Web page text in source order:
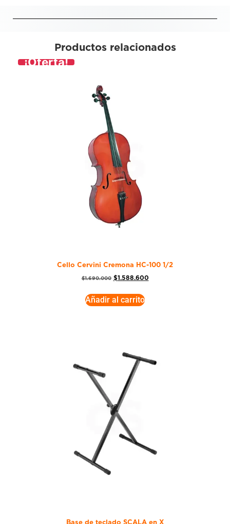
Productos relacionados
¡Oferta!
Cello Cervini Cremona HC-100 1/2
$1.690.000 $1.588.600
Añadir al carrito